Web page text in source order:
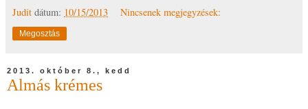
Judit dátum: 10/15/2013 Nincsenek megjegyzések:
Megosztás
2013. október 8., kedd
Almás krémes